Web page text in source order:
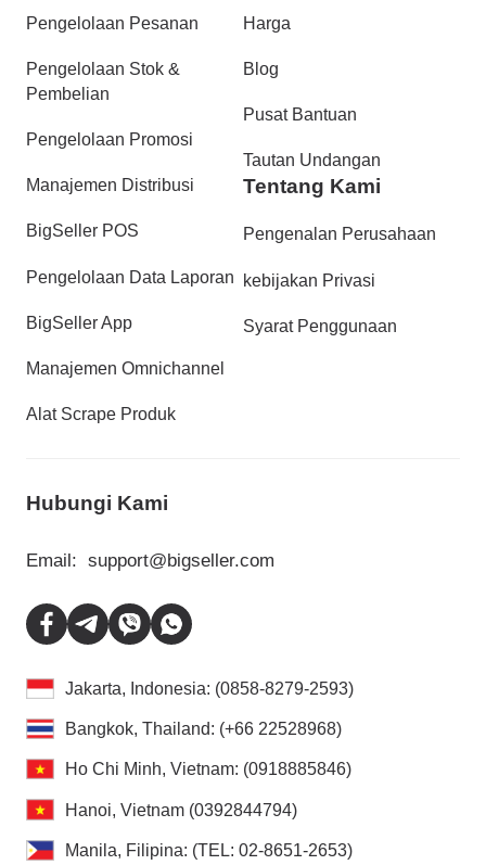
Pengelolaan Pesanan
Pengelolaan Stok &
Pembelian
Pengelolaan Promosi
Manajemen Distribusi
BigSeller POS
Pengelolaan Data Laporan
BigSeller App
Manajemen Omnichannel
Alat Scrape Produk
Harga
Blog
Pusat Bantuan
Tautan Undangan
Tentang Kami
Pengenalan Perusahaan
kebijakan Privasi
Syarat Penggunaan
Hubungi Kami
Email: support@bigseller.com
Jakarta, Indonesia: (0858-8279-2593)
Bangkok, Thailand: (+66 22528968)
Ho Chi Minh, Vietnam: (0918885846)
Hanoi, Vietnam (0392844794)
Manila, Filipina: (TEL: 02-8651-2653)